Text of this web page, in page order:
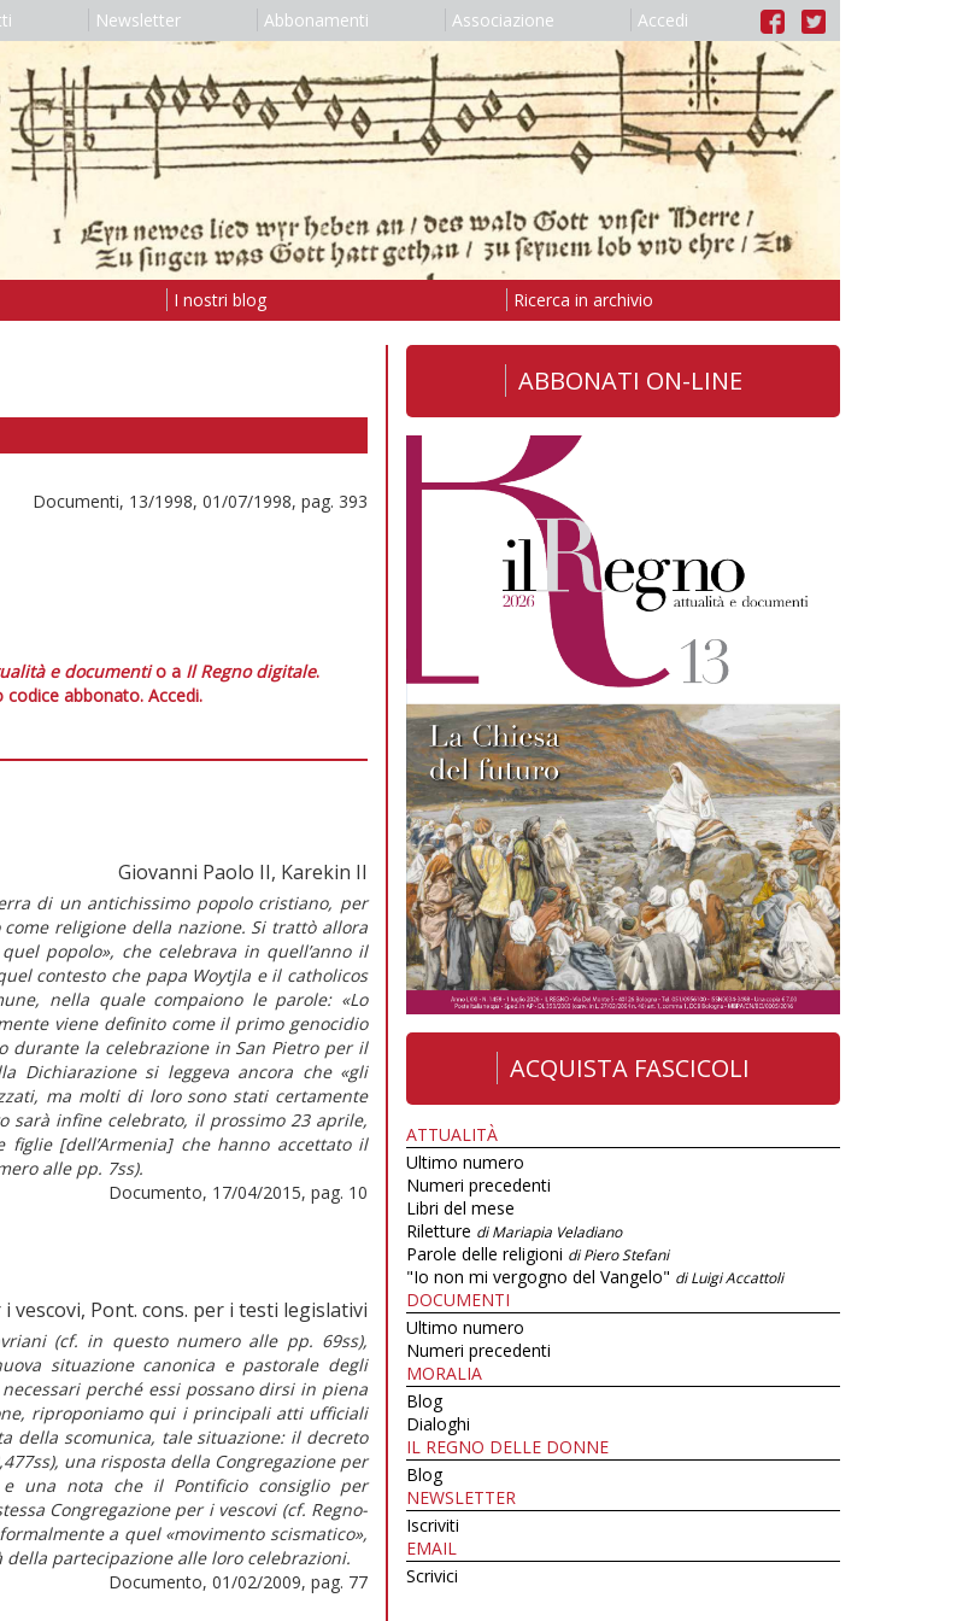
Newsletter Abbonamenti Associazione Accedi
I nostri blog Ricerca in archivio
Documenti, 13/1998, 01/07/1998, pag. 393
e documentio a Il Regno digitale.
codice abbonato. Accedi.
Giovanni Paolo II, Karekin II
di un antichissimo popolo cristiano, per
religione della nazione. Si trattò allora
popolo», che celebrava in quell’anno il
contesto che papa Woytjla e il catholicos
nella quale compaiono le parole: «Lo
viene definito come il primo genocidio
durante la celebrazione in San Pietro per il
Dichiarazione si leggeva ancora che «gli
ma molti di loro sono stati certamente
sarà infine celebrato, il prossimo 23 aprile,
[dell’Armenia] che hanno accettato il
alle pp. 7ss).
Documento, 17/04/2015, pag. 10
vescovi, Pont. cons. per i testi legislativi
(cf. in questo numero alle pp. 69ss),
situazione canonica e pastorale degli
perché essi possano dirsi in piena
riproponiamo qui i principali atti ufficiali
della scomunica, tale situazione: il decreto
una risposta della Congregazione per
una nota che il Pontificio consiglio per
Congregazione per i vescovi (cf. Regno-
a quel «movimento scismatico»,
della partecipazione alle loro celebrazioni.
Documento, 01/02/2009, pag. 77
ABBONATI ON-LINE
ACQUISTA FASCICOLI
ATTUALITÀ
Ultimo numero
Numeri precedenti
Libri del mese
Riletture di Mariapia Veladiano
Parole delle religioni di Piero Stefani
"Io non mi vergogno del Vangelo" di Luigi Accattoli
DOCUMENTI
Ultimo numero
Numeri precedenti
MORALIA
Blog
Dialoghi
IL REGNO DELLE DONNE
Blog
NEWSLETTER
Iscriviti
EMAIL
Scrivici